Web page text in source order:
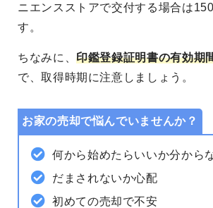
ニエンスストアで交付する場合は
す。
ちなみに、印鑑登録証明書の有効期
で、取得時期に注意しましょう。
お家の売却で悩んでいませんか？
何から始めたらいいか分から
だまされないか心配
初めての売却で不安